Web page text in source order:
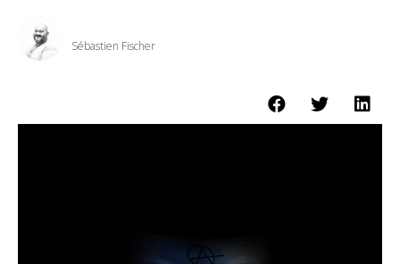
Sébastien Fischer